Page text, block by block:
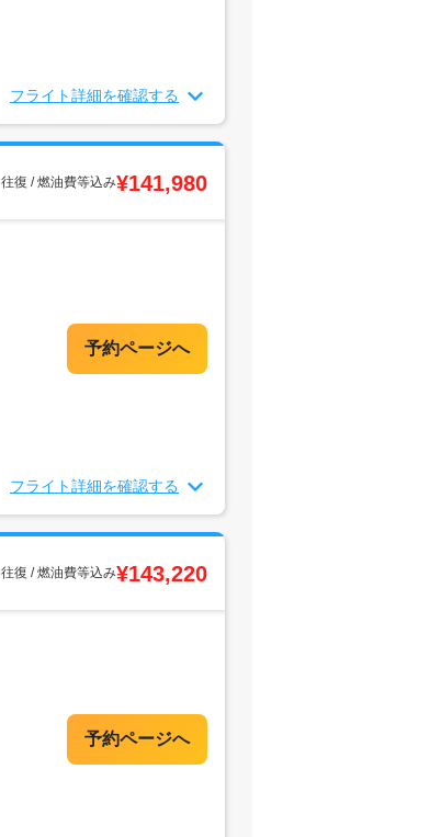
フライト詳細を確認する
往復 / 燃油費等込み¥141,980
フライト詳細を確認する
往復 / 燃油費等込み¥143,220